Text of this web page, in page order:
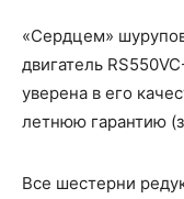
«Сердцем»
двигатель
уверена в его
летнюю гарантию
Все шестерни